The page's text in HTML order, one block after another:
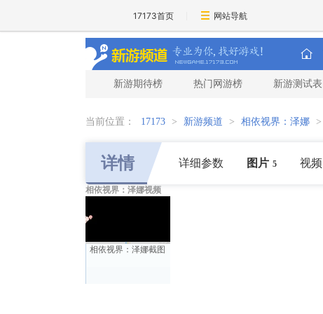
17173首页 网站导航
新游期待榜 热门网游榜 新游测试表
当前位置： 17173 > 新游频道 > 相依视界：泽娜 >
详情 详细参数 图片 5 视频
相依视界：泽娜视频
相依视界：泽娜截图